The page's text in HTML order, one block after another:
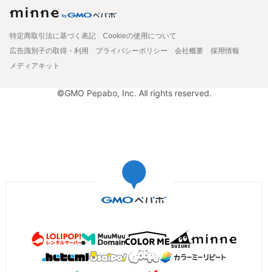
特定商取引法に基づく表記
Cookieの使用について
広告識別子の取得・利用
プライバシーポリシー 会社概要
採用情報
メディアキット
©GMO Pepabo, Inc. All rights reserved.